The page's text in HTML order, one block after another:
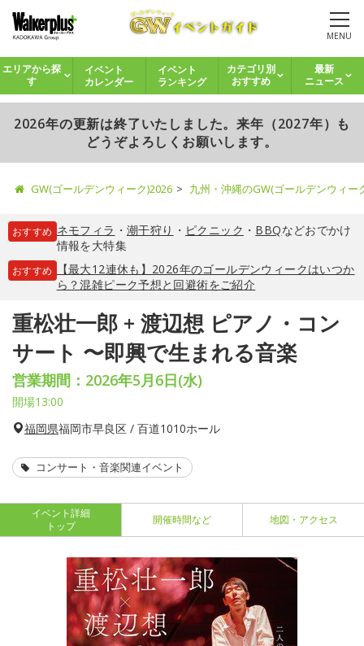
MENU
エリアから探
す
イベント
カレンダー
イベント
ランキング
カテゴリ別
おすすめ
最新
ニュース
2026年の更新は終了いたしました。来年（2027年）も
どうぞよろしくお願いします。
GW(ゴールデンウィーク)2026 九州・沖縄のGW(ゴールデンウィ
おすすめ ネモフィラ ・ 潮干狩り ・ ピクニック ・ BBQなどおでかけ
情報を大特集
おすすめ
【最大12連休も】2026年のゴールデンウィークはいつか
ら？混雑ピーク予想と回避術をご紹介
重松壮一郎 + 渡辺想 ピアノ・コン
サート 〜即興で生まれる音楽
営業期間：2026年5月6日(水)
開場13:00
福岡県福岡市早良区 / 百道1010ホール
コンサート・音楽関連イベント
イベント詳細
トップ
開催時間など 地図・アクセス